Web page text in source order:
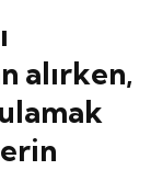
alırken,